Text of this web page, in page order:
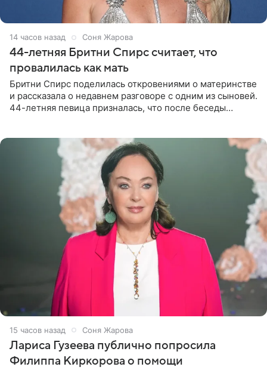
14 часов назад Соня Жарова
44-летняя Бритни Спирс считает, что
провалилась как мать
Бритни Спирс поделилась откровениями о материнстве
и рассказала о недавнем разговоре с одним из сыновей.
44-летняя певица призналась, что после беседы
15 часов назад Соня Жарова
Лариса Гузеева публично попросила
Филиппа Киркорова о помощи